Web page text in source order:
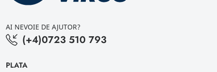
AI NEVOIE DE AJUTOR?
(+4)0723 510 793
PLATA